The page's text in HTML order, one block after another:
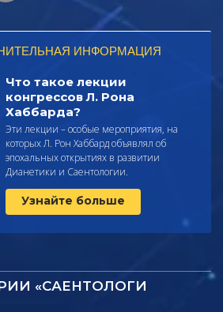
ИНФОРМАЦИЯ
Что такое лекции
конгрессов Л. Рона
Хаббарда?
Эти лекции – особые мероприятия, на
которых Л. Рон Хаббард объявлял об
эпохальных открытиях в развитии
Дианетики и Саентологии.
Узнайте больше
«САЕНТОЛОГИ